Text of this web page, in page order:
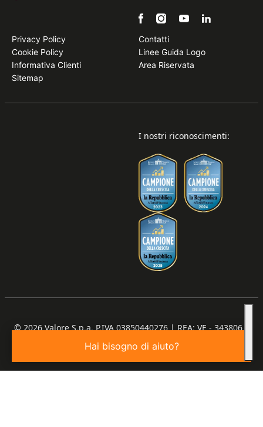
Hai bisogno di aiuto?
Privacy Policy
Cookie Policy
Informativa Clienti
Sitemap
Contatti
Linee Guida Logo
Area Riservata
I nostri riconoscimenti:
© 2026 Valore S.p.a. P.IVA 03850440276 | REA: VE - 343806 |